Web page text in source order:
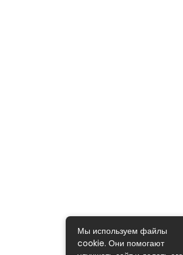
Мы используем файлы
cookie. Они помогают